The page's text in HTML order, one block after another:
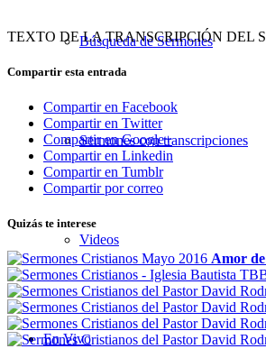
Búsqueda de Sermones
Sermones con transcripciones
Videos
En Vivo
TEXTO DE LA TRANSCRIPCIÓN DEL
Compartir esta entrada
Compartir en Facebook
Compartir en Twitter
Compartir en Google+
Compartir en Linkedin
Compartir en Tumblr
Compartir por correo
Quizás te interese
Amor